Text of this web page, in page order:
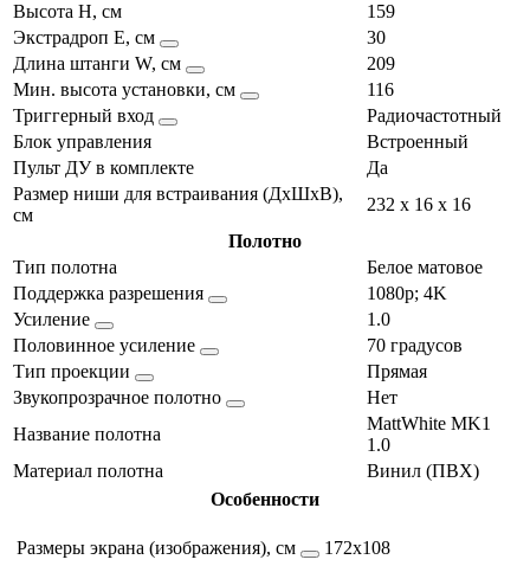
Высота H, см
159
Экстрадроп E, см
30
Длина штанги W, см
209
Мин. высота установки, см
116
Триггерный вход
Радиочастотный
Блок управления
Встроенный
Пульт ДУ в комплекте
Да
Размер ниши для встраивания (ДхШхВ),
см
232 x 16 x 16
Полотно
Тип полотна
Белое матовое
Поддержка разрешения
1080p; 4K
Усиление
1.0
Половинное усиление
70 градусов
Тип проекции
Прямая
Звукопрозрачное полотно
Нет
Название полотна
MattWhite MK1
1.0
Материал полотна
Винил (ПВХ)
Особенности
Размеры экрана (изображения), см 172х108